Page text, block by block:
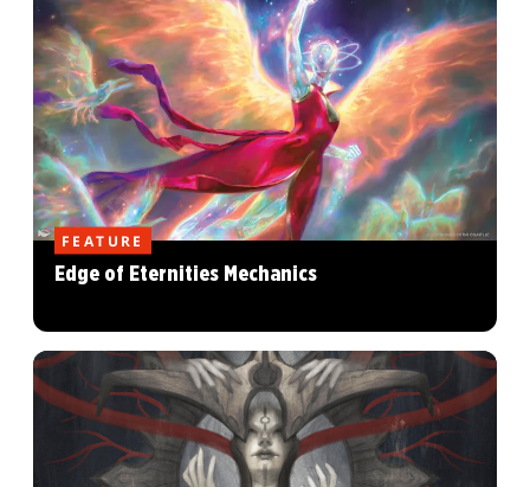
FEATURE
Edge of Eternities Mechanics